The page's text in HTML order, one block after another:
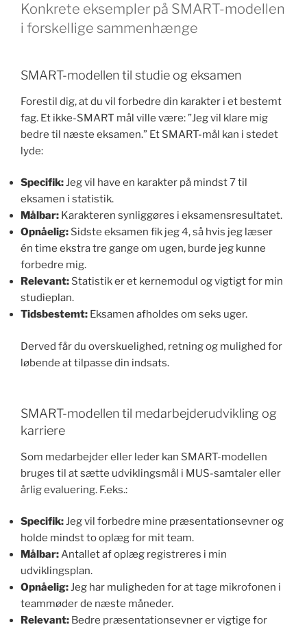
Konkrete eksempler på SMART-modellen
i forskellige sammenhænge
SMART-modellen til studie og eksamen
Forestil dig, at du vil forbedre din karakter i et bestemt
fag. Et ikke-SMART mål ville være: ”Jeg vil klare mig
bedre til næste eksamen.” Et SMART-mål kan i stedet
lyde:
Specifik:Jeg vil have en karakter på mindst 7 til
eksamen i statistik.
Målbar: Karakteren synliggøres i eksamensresultatet.
Opnåelig: Sidste eksamen fik jeg 4, så hvis jeg læser
én time ekstra tre gange om ugen, burde jeg kunne
forbedre mig.
Relevant: Statistik er et kernemodul og vigtigt for min
studieplan.
Tidsbestemt: Eksamen afholdes om seks uger.
Derved får du overskuelighed, retning og mulighed for
løbende at tilpasse din indsats.
SMART-modellen til medarbejderudvikling og
karriere
Som medarbejder eller leder kan SMART-modellen
bruges til at sætte udviklingsmål i MUS-samtaler eller
årlig evaluering. F.eks.:
Specifik:Jeg vil forbedre mine præsentationsevner og
holde mindst to oplæg for mit team.
Målbar:Antallet af oplæg registreres i min
udviklingsplan.
Opnåelig:Jeg har muligheden for at tage mikrofonen i
teammøder de næste måneder.
Relevant: Bedre præsentationsevner er vigtige for